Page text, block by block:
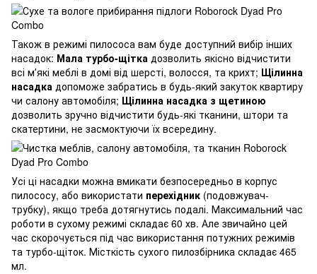
Також в режимі пилососа вам буде доступний вибір інших
насадок: Мала турбо-щітка дозволить якісно відчистити
всі мʼякі меблі в домі від шерсті, волосся, та крихт; Щілинна
насадка допоможе забратись в будь-який закуток квартиру
чи салону автомобіля; Щілинна насадка з щетиною
дозволить зручно відчистити будь-які тканини, штори та
скатертини, не засмоктуючи їх всередину.
Усі ці насадки можна вмикати безпосередньо в корпус
пилососу, або використати перехідник (подовжувач-
трубку), якщо треба дотягнутись подалі. Максимальний час
роботи в сухому режимі складає 60 хв. Але звичайно цей
час скорочується під час використання потужних режимів
та турбо-щіток. Місткість сухого пилозбірника складає 465
мл.